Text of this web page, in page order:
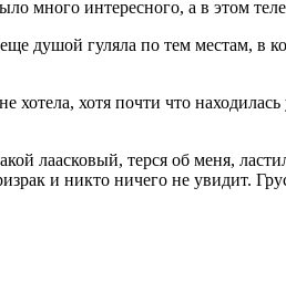
много интересного, а в этом
душой гуляла по тем местам,
хотела, хотя почти что
лаасковый, терся об меня,
и никто ничего не увидит.